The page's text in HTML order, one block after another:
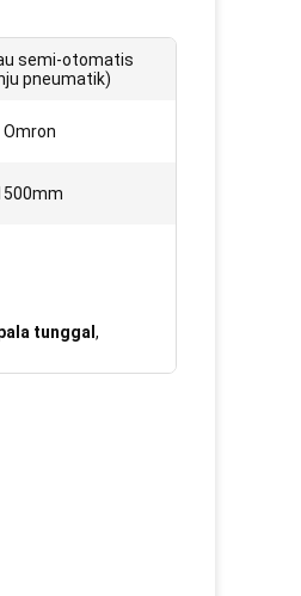
semi-otomatis
pneumatik)
tunggal ,